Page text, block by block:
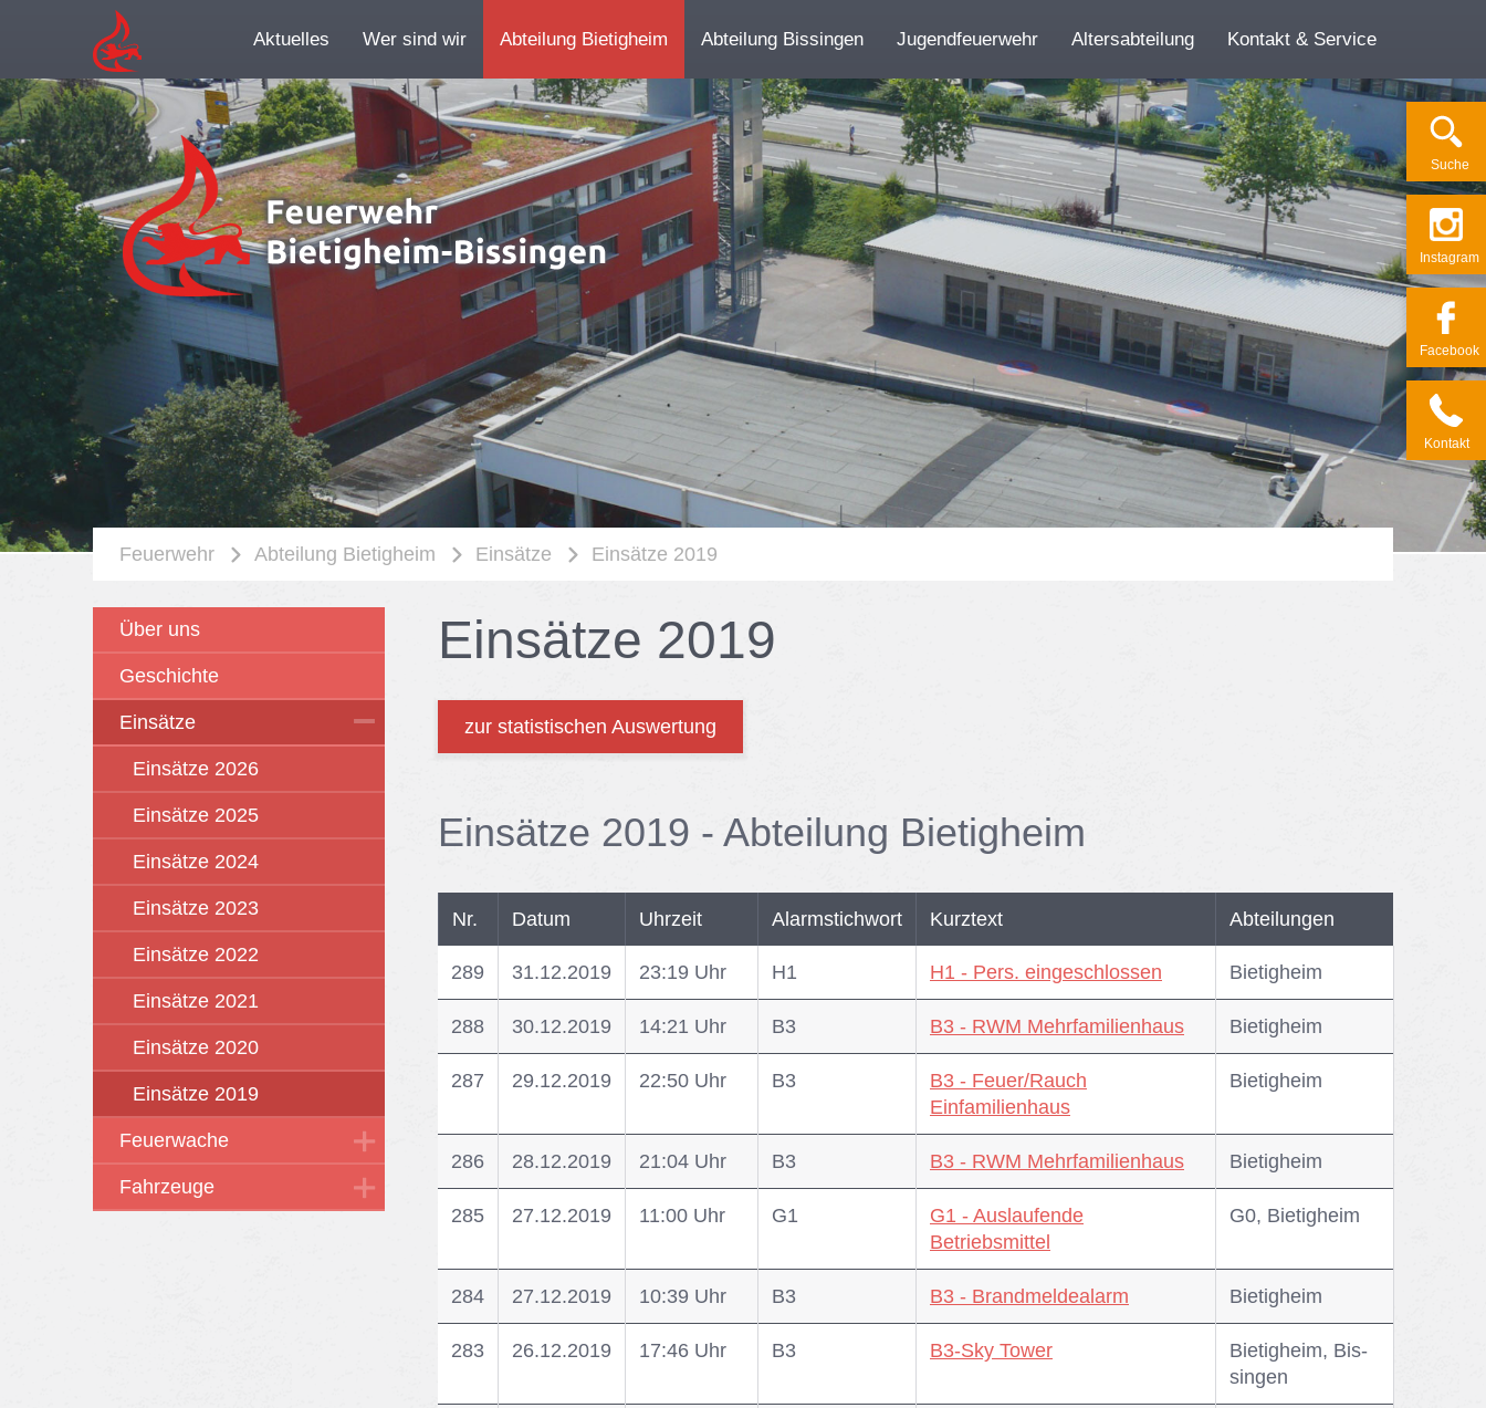
Aktuelles Wer sind wir Abteilung Bietigheim Abteilung Bissingen Jugendfeuerwehr Altersabteilung Kontakt & Service
Su­che
Ins­ta­gram
Face­book
Kon­takt
Feuerwehr Abteilung Bietigheim Einsätze Einsätze 2019
Über uns
Geschichte
Einsätze
Einsätze 2026
Einsätze 2025
Einsätze 2024
Einsätze 2023
Einsätze 2022
Einsätze 2021
Einsätze 2020
Einsätze 2019
Feuerwache
Fahrzeuge
Ein­sät­ze 2019
zur statistischen Auswertung
Ein­sät­ze 2019 - Ab­tei­lung Bie­tig­heim
Nr. Datum Uhrzeit Alarmstichwort Kurztext Abteilungen
289 31.12.2019 23:19 Uhr H1 H1 - Pers. eingeschlossen Bie­tig­heim
288 30.12.2019 14:21 Uhr B3 B3 - RWM Mehrfamilienhaus Bie­tig­heim
287 29.12.2019 22:50 Uhr B3
B3 - Feuer/Rauch
Einfamilienhaus
Bie­tig­heim
286 28.12.2019 21:04 Uhr B3 B3 - RWM Mehrfamilienhaus Bie­tig­heim
285 27.12.2019 11:00 Uhr G1
G1 - Auslaufende
Betriebsmittel
G0, Bie­tig­heim
284 27.12.2019 10:39 Uhr B3 B3 - Brandmeldealarm Bie­tig­heim
283 26.12.2019 17:46 Uhr B3 B3-Sky Tower
Bie­tig­heim, Bis­
sin­gen